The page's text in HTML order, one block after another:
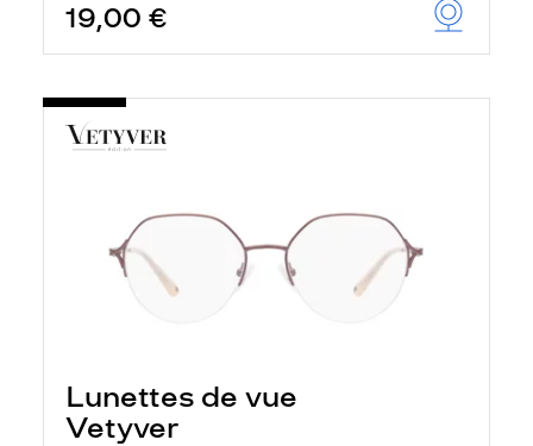
19,00 €
Lunettes de vue
Vetyver